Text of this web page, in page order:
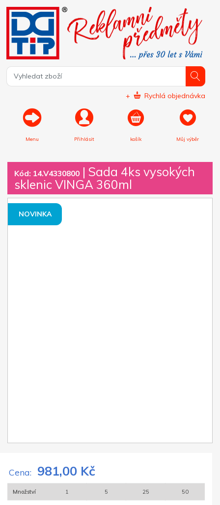
+ Rychlá objednávka
Menu Přihlásit košík Můj výběr
Kód: 14.V4330800 | Sada 4ks vysokých
sklenic VINGA 360ml
NOVINKA
Cena: 981,00 Kč
Množství 1 5 25 50